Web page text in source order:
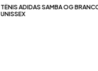
TÊNIS ADIDAS SAMBA OG BRANCO
UNISSEX